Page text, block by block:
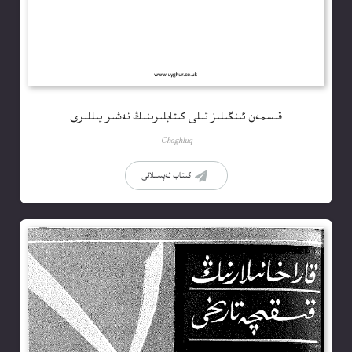
قىسمەن ئىنگىلىز تىلى كىتابلىرىنىڭ نەشىر يىللىرى
Choghluq
كىتاب تەپسىلاتى